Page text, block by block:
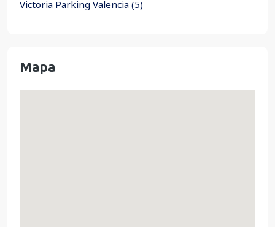
Victoria Parking Valencia (5)
Mapa